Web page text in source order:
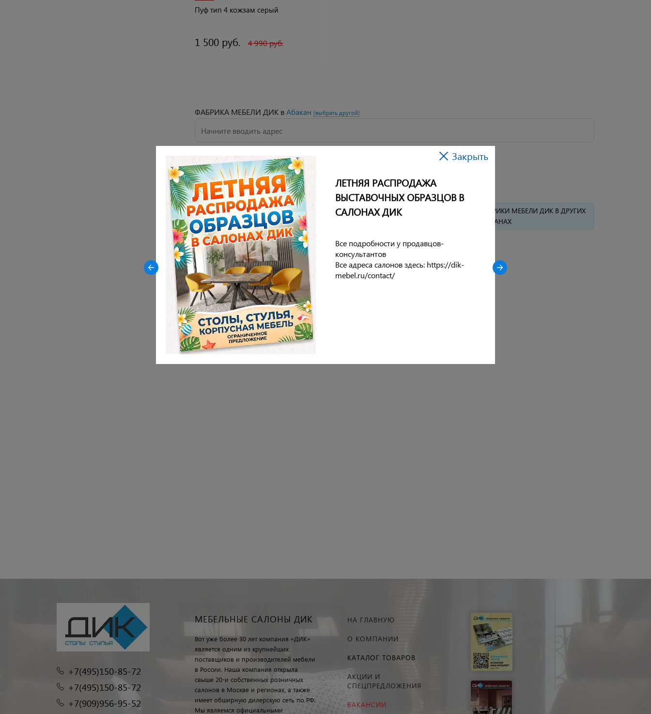
Пуф тип 4 кожзам серый
1 500 руб. 4 990 руб.
ФАБРИКА МЕБЕЛИ ДИК вАбакан (выбрать другой)
СКЛАДЫ ФАБРИКИ МЕБЕЛИ ДИК
ПРЕДСТАВИТЕЛЬСТВА ФАБРИКИ МЕБЕЛИ ДИК В
РЕГИОНАХ РФ
ПРЕДСТАВИТЕЛЬСТВА ФАБРИКИ МЕБЕЛИ ДИК В ДРУГИХ
СТРАНАХ
+7(495)150-85-72
+7(495)150-85-72
+7(909)956-95-52
МЕБЕЛЬНЫЕ САЛОНЫ ДИК
Вот уже более 30 лет компания «ДИК»
является одним из крупнейших
поставщиков и производителей мебели
в России. Наша компания открыла
свыше 20-и собственных розничных
салонов в Москве и регионах, а также
имеет обширную дилерскую сеть по РФ.
Мы являемся официальными
НА ГЛАВНУЮ
О КОМПАНИИ
КАТАЛОГ ТОВАРОВ
АКЦИИ И
СПЕЦПРЕДЛОЖЕНИЯ
ВАКАНСИИ
Закрыть
ЛЕТНЯЯ РАСПРОДАЖА
ВЫСТАВОЧНЫХ ОБРАЗЦОВ В
САЛОНАХ ДИК
Все подробности у продавцов-
консультантов
Все адреса салонов здесь: https://dik-
mebel.ru/contact/